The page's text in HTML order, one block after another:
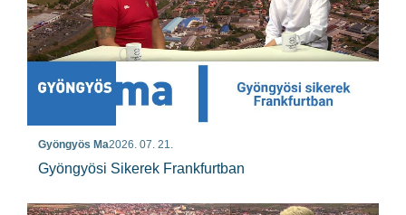
Gyöngyös Ma2026. 07. 21.
Gyöngyösi Sikerek Frankfurtban